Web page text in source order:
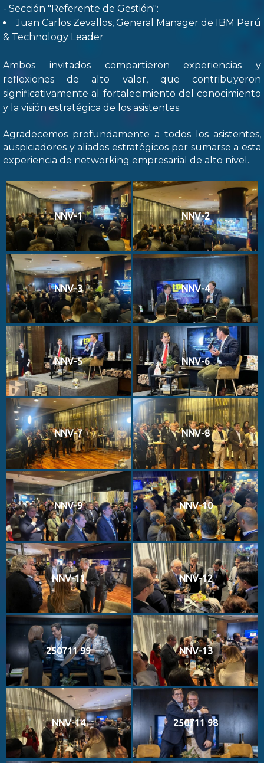
- Sección "Referente de Gestión":
Juan Carlos Zevallos, General Manager de IBM Perú
& Technology Leader
Ambos invitados compartieron experiencias y
reflexiones de alto valor, que contribuyeron
significativamente al fortalecimiento del conocimiento
y la visión estratégica de los asistentes.
Agradecemos profundamente a todos los asistentes,
auspiciadores y aliados estratégicos por sumarse a esta
experiencia de networking empresarial de alto nivel.
NNV-1 NNV-2
NNV-3 NNV-4
NNV-5 NNV-6
NNV-7 NNV-8
NNV-9 NNV-10
NNV-11 NNV-12
250711 99 NNV-13
NNV-14 250711 98